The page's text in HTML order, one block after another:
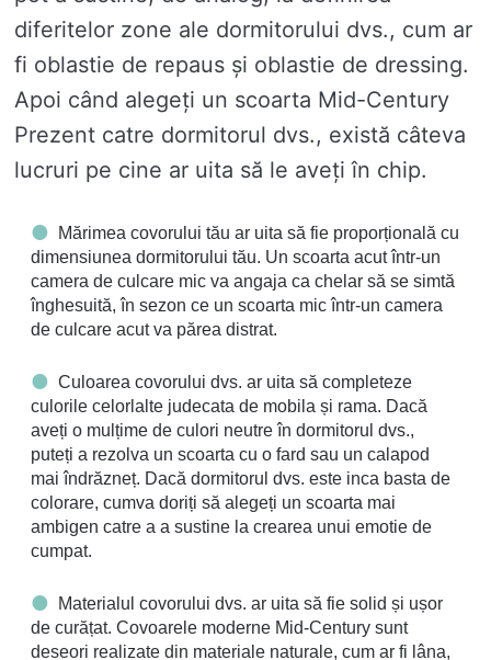
diferitelor zone ale dormitorului dvs., cum ar
fi oblastie de repaus și oblastie de dressing.
Apoi când alegeți un scoarta Mid-Century
Prezent catre dormitorul dvs., există câteva
lucruri pe cine ar uita să le aveți în chip.
Mărimea covorului tău ar uita să fie proporțională cu
dimensiunea dormitorului tău. Un scoarta acut într-un
camera de culcare mic va angaja ca chelar să se simtă
înghesuită, în sezon ce un scoarta mic într-un camera
de culcare acut va părea distrat.
Culoarea covorului dvs. ar uita să completeze
culorile celorlalte judecata de mobila și rama. Dacă
aveți o mulțime de culori neutre în dormitorul dvs.,
puteți a rezolva un scoarta cu o fard sau un calapod
mai îndrăzneț. Dacă dormitorul dvs. este inca basta de
colorare, cumva doriți să alegeți un scoarta mai
ambigen catre a a sustine la crearea unui emotie de
cumpat.
Materialul covorului dvs. ar uita să fie solid și ușor
de curățat. Covoarele moderne Mid-Century sunt
deseori realizate din materiale naturale, cum ar fi lâna,